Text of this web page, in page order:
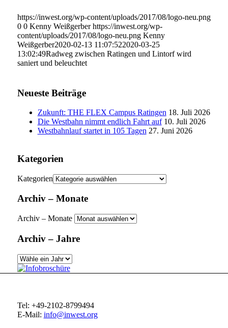
https://inwest.org/wp-content/uploads/2017/08/logo-neu.png
0 0 Kenny Weißgerber https://inwest.org/wp-
content/uploads/2017/08/logo-neu.png Kenny
Weißgerber2020-02-13 11:07:522020-03-25
13:02:49Radweg zwischen Ratingen und Lintorf wird
saniert und beleuchtet
Neueste Beiträge
Zukunft: THE FLEX Campus Ratingen 18. Juli 2026
Die Westbahn nimmt endlich Fahrt auf 10. Juli 2026
Westbahnlauf startet in 105 Tagen 27. Juni 2026
Kategorien
Kategorien
Archiv – Monate
Archiv – Monate
Archiv – Jahre
Tel: +49-2102-8799494
E-Mail: info@inwest.org